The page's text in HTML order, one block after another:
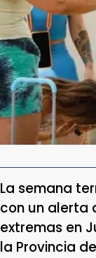
La semana
con un alerta
extremas en
la Provincia